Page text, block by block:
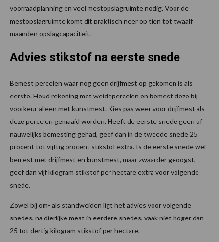
voorraadplanning en veel mestopslagruimte nodig. Voor de
mestopslagruimte komt dit praktisch neer op tien tot twaalf
maanden opslagcapaciteit.
Advies stikstof na eerste snede
Bemest percelen waar nog geen drijfmest op gekomen is als
eerste. Houd rekening met weidepercelen en bemest deze bij
voorkeur alleen met kunstmest. Kies pas weer voor drijfmest als
deze percelen gemaaid worden. Heeft de eerste snede geen of
nauwelijks bemesting gehad, geef dan in de tweede snede 25
procent tot vijftig procent stikstof extra. Is de eerste snede wel
bemest met drijfmest en kunstmest, maar zwaarder geoogst,
geef dan vijf kilogram stikstof per hectare extra voor volgende
snede.
Zowel bij om- als standweiden ligt het advies voor volgende
snedes, na dierlijke mest in eerdere snedes, vaak niet hoger dan
25 tot dertig kilogram stikstof per hectare.